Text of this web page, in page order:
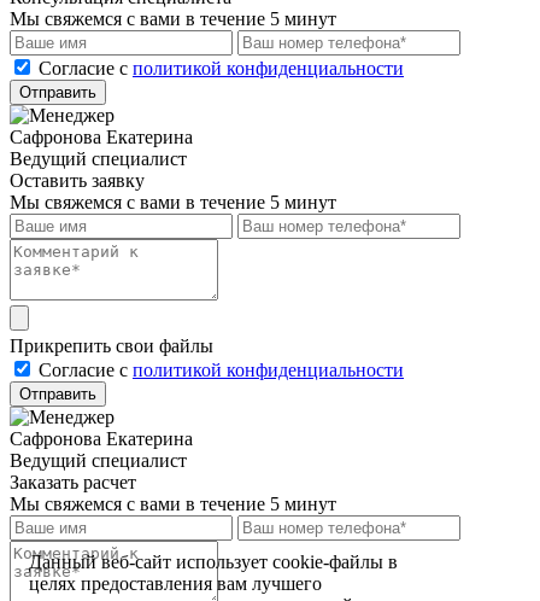
Мы свяжемся с вами в течение 5 минут
Cогласие с политикой конфиденциальности
Отправить
Сафронова Екатерина
Ведущий специалист
Оставить заявку
Мы свяжемся с вами в течение 5 минут
Прикрепить свои файлы
Cогласие с политикой конфиденциальности
Отправить
Сафронова Екатерина
Ведущий специалист
Заказать расчет
Мы свяжемся с вами в течение 5 минут
Данный веб-сайт использует cookie-файлы в
целях предоставления вам лучшего